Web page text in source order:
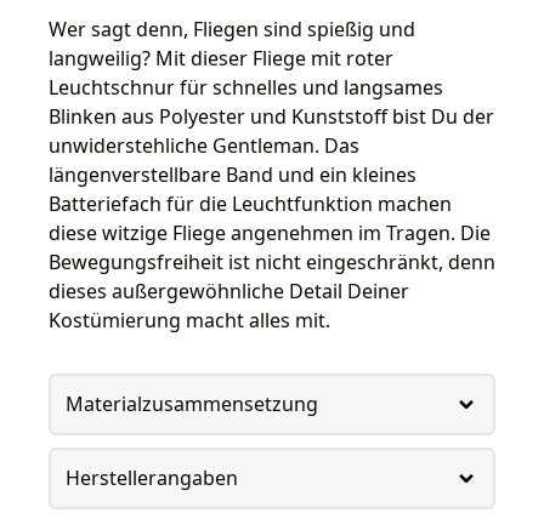
Wer sagt denn, Fliegen sind spießig und
langweilig? Mit dieser Fliege mit roter
Leuchtschnur für schnelles und langsames
Blinken aus Polyester und Kunststoff bist Du der
unwiderstehliche Gentleman. Das
längenverstellbare Band und ein kleines
Batteriefach für die Leuchtfunktion machen
diese witzige Fliege angenehmen im Tragen. Die
Bewegungsfreiheit ist nicht eingeschränkt, denn
dieses außergewöhnliche Detail Deiner
Kostümierung macht alles mit.
Materialzusammensetzung
Herstellerangaben